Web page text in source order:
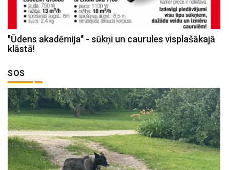
"Ūdens akadēmija" - sūkņi un caurules visplašākajā
klāstā!
SOS